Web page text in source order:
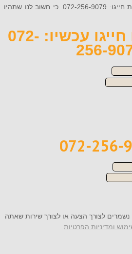
לקבלת הצעת מחיר משתלמת חייגו: 072-256-9079. כי חשוב לנו שתהיו
לייעוץ חינם חייגו עכשיו: 072-
256-
072-
הצעה או לצורך שירות שאתה
הפרטיות